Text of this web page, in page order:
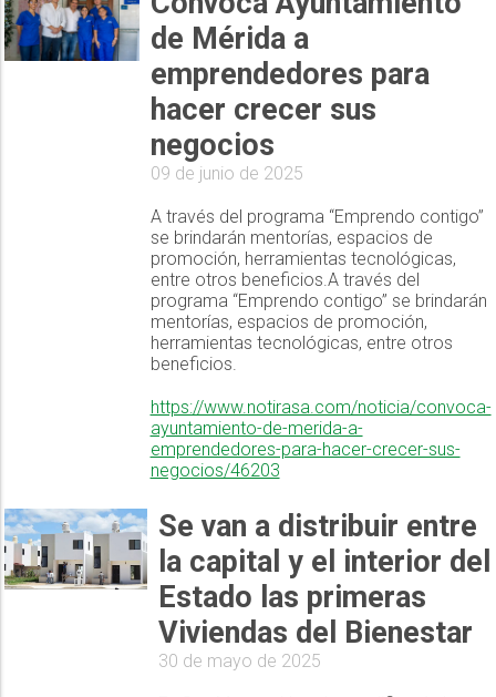
de Mérida a
emprendedores para
hacer crecer sus
negocios
09 de junio de 2025
A través del programa “Emprendo contigo”
se brindarán mentorías, espacios de
promoción, herramientas tecnológicas,
entre otros beneficios.A través del
programa “Emprendo contigo” se brindarán
mentorías, espacios de promoción,
herramientas tecnológicas, entre otros
beneficios.
https://www.notirasa.com/noticia/convoca-
ayuntamiento-de-merida-a-
emprendedores-para-hacer-crecer-sus-
negocios/46203
Se van a distribuir entre
la capital y el interior del
Estado las primeras
Viviendas del Bienestar
30 de mayo de 2025